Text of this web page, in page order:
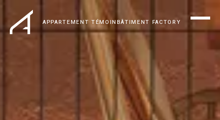
APPARTEMENT TÉMOINBÂTIMENT FACTORY